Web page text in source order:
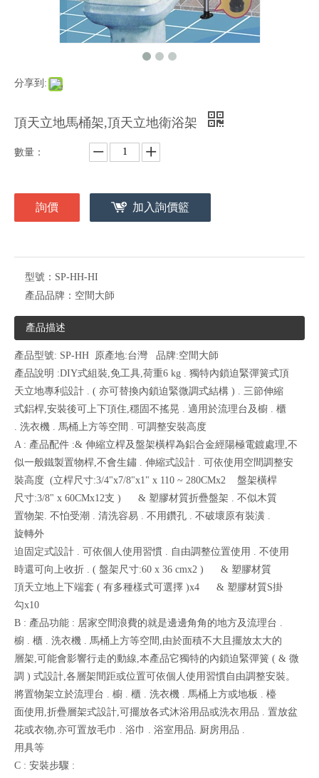
分享到:
頂天立地馬桶架,頂天立地衛浴架
數量：
詢價 加入詢價籃
型號： SP-HH-HI
產品品牌： 空間大師
產品描述
產品型號: SP-HH 原產地:台灣 品牌:空間大師
產品說明 :DIY式組裝,免工具,荷重6 kg . 獨特內鎖迫緊彈簧式頂
天立地專利設計 . ( 亦可替換內鎖迫緊微調式結構 ) . 三節伸縮
式鋁桿,安裝後可上下頂住,穩固不搖晃 . 適用於流理台及櫥 . 櫃
. 洗衣機 . 馬桶上方等空間 . 可調整安裝高度
A : 產品配件 :& 伸縮立桿及盤架橫桿為鋁合金經陽極電鍍處理,不
似一般鐵製置物桿,不會生鏽 . 伸縮式設計 . 可依使用空間調整安
裝高度 (立桿尺寸:3/4"x7/8"x1" x 110 ~ 280CMx2 盤架橫桿
尺寸:3/8" x 60CMx12支 ) & 塑膠材質折疊盤架 . 不似木質
置物架. 不怕受潮 . 清洗容易 . 不用鑽孔 . 不破壞原有裝潢 .
旋轉外
迫固定式設計 . 可依個人使用習慣 . 自由調整位置使用 . 不使用
時還可向上收折 . ( 盤架尺寸:60 x 36 cmx2 ) & 塑膠材質
頂天立地上下端套 ( 有多種樣式可選擇 )x4 & 塑膠材質S掛
勾x10
B : 產品功能 : 居家空間浪費的就是邊邊角角的地方及流理台 .
櫥 . 櫃 . 洗衣機 . 馬桶上方等空間,由於面積不大且擺放太大的
層架,可能會影響行走的動線,本產品它獨特的內鎖迫緊彈簧 ( & 微
調 ) 式設計,各層架間距或位置可依個人使用習慣自由調整安裝。
將置物架立於流理台 . 櫥 . 櫃 . 洗衣機 . 馬桶上方或地板 . 檯
面使用,折疊層架式設計,可擺放各式沐浴用品或洗衣用品 . 置放盆
花或衣物,亦可置放毛巾 . 浴巾 . 浴室用品. 厨房用品 .
用具等
C : 安裝步驟 :